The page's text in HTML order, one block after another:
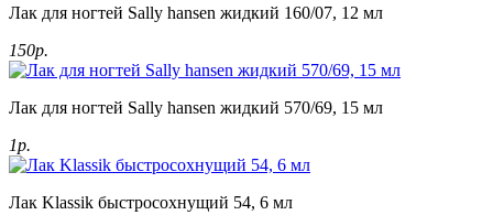
Лак для ногтей Sally hansen жидкий 160/07, 12 мл
150р.
Лак для ногтей Sally hansen жидкий 570/69, 15 мл
1р.
Лак Klassik быстросохнущий 54, 6 мл